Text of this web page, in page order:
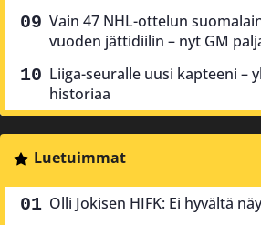
Vain 47 NHL-ottelun
vuoden jättidiilin – nyt GM
Liiga-seuralle uusi kapteeni –
historiaa
Luetuimmat
Olli Jokisen HIFK: Ei hyvältä